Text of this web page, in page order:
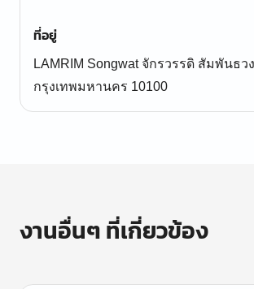
ที่อยู่
LAMRIM Songwat จักรวรรดิ สัมพันธว
กรุงเทพมหานคร 10100
งานอื่นๆ ที่เกี่ยวข้อง